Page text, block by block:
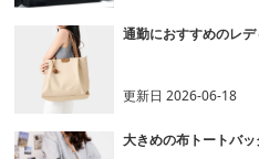
通勤におすすめのレ
更新日2026-06-18
大きめの布トートバ